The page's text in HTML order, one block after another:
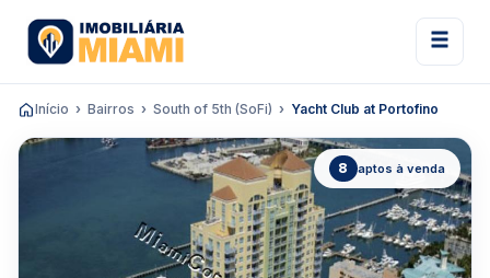
Início Bairros South of 5th (SoFi) Yacht Club at Portofino
8 aptos à venda